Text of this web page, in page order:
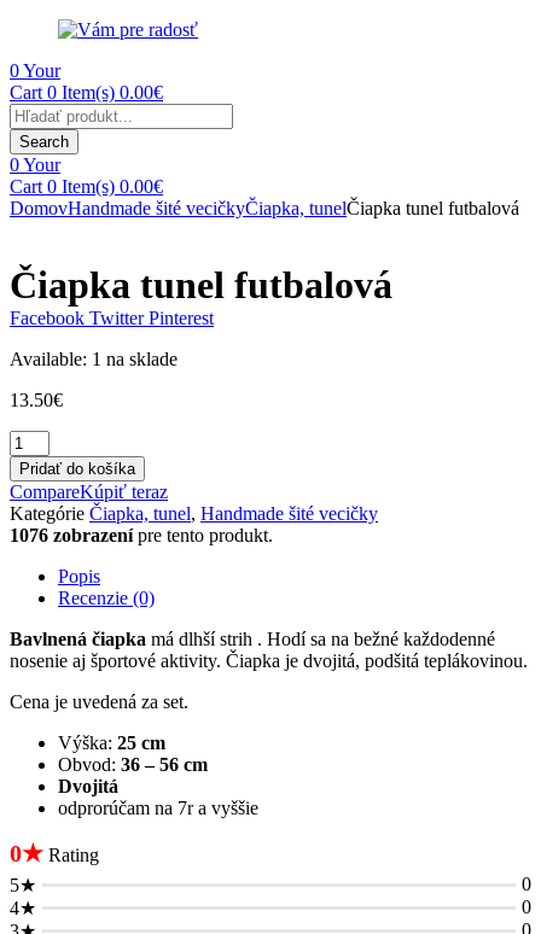
0Your
Cart 0 Item(s) 0.00€
Products
search
Search
0Your
Cart 0 Item(s) 0.00€
DomovHandmade šité vecičkyČiapka, tunelČiapka tunel futbalová
Čiapka tunel futbalová
Facebook Twitter Pinterest
Available: 1 na sklade
13.50€
množstvo
Čiapka
tunel
futbalová
Pridať do košíka
CompareKúpiť teraz
Kategórie Čiapka, tunel, Handmade šité vecičky
1076 zobrazenípre tento produkt.
Popis
Recenzie (0)
Bavlnená čiapka má dlhší strih . Hodí sa na bežné každodenné
nosenie aj športové aktivity. Čiapka je dvojitá, podšitá teplákovinou.
Cena je uvedená za set.
Výška: 25 cm
Obvod: 36 – 56 cm
Dvojitá
odprorúčam na 7r a vyššie
0★ Rating
5★
0
4★
0
0